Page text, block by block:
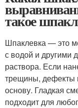
такое
Шпаклевка — это
с водой и другими
раствора. Если
трещины, дефекты
основу. Гладкая
подходит для